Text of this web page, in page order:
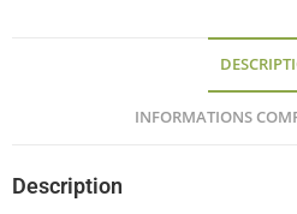
INFORMATIONS
Description